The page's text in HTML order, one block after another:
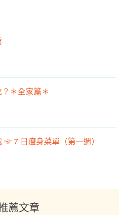
＊全家篇＊
☞ 7 日瘦身菜單（第一週）
薦文章